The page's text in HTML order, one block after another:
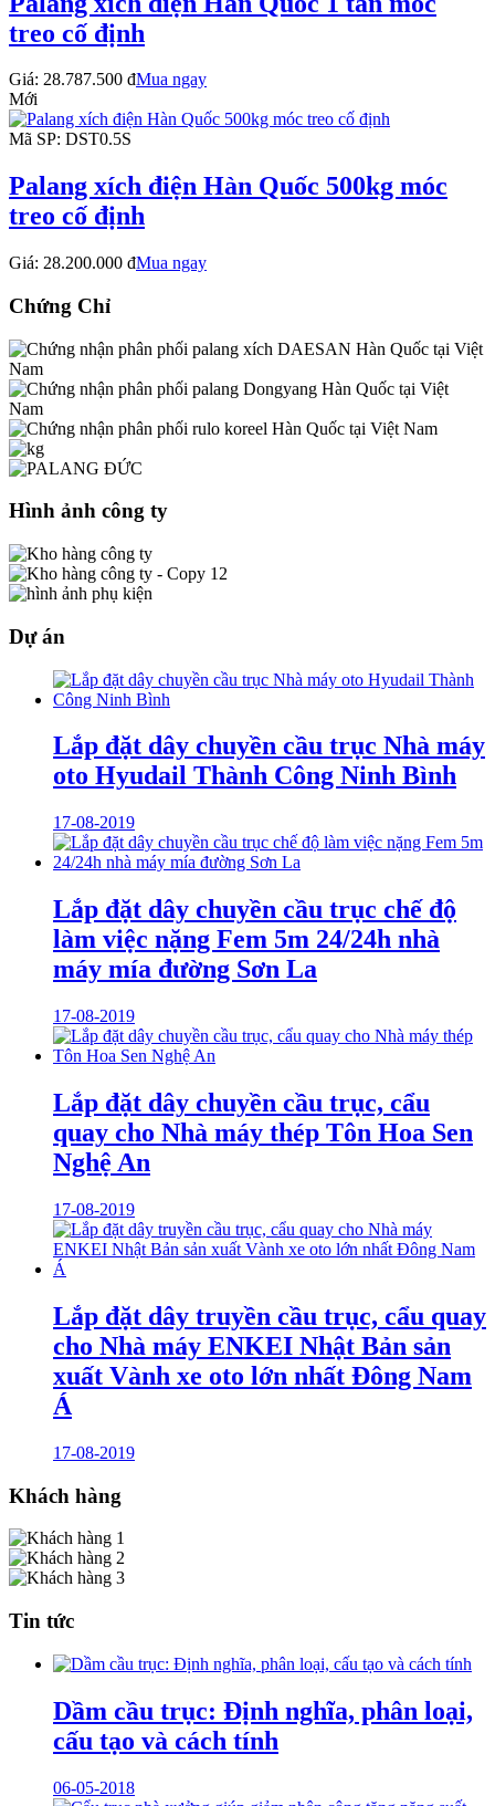
treo cố định
Giá: 28.787.500 đMua ngay
Mới
Mã SP: DST0.5S
Palang xích điện Hàn Quốc 500kg móc
treo cố định
Giá: 28.200.000 đMua ngay
Chứng Chỉ
Hình ảnh công ty
Dự án
Lắp đặt dây chuyền cầu trục Nhà máy
oto Hyudail Thành Công Ninh Bình
17-08-2019
Lắp đặt dây chuyền cầu trục chế độ
làm việc nặng Fem 5m 24/24h nhà
máy mía đường Sơn La
17-08-2019
Lắp đặt dây chuyền cầu trục, cẩu
quay cho Nhà máy thép Tôn Hoa Sen
Nghệ An
17-08-2019
Lắp đặt dây truyền cầu trục, cẩu quay
cho Nhà máy ENKEI Nhật Bản sản
xuất Vành xe oto lớn nhất Đông Nam
Á
17-08-2019
Khách hàng
Tin tức
Dầm cầu trục: Định nghĩa, phân loại,
cấu tạo và cách tính
06-05-2018